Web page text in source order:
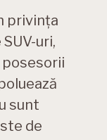
privința
uri,
sunt
de